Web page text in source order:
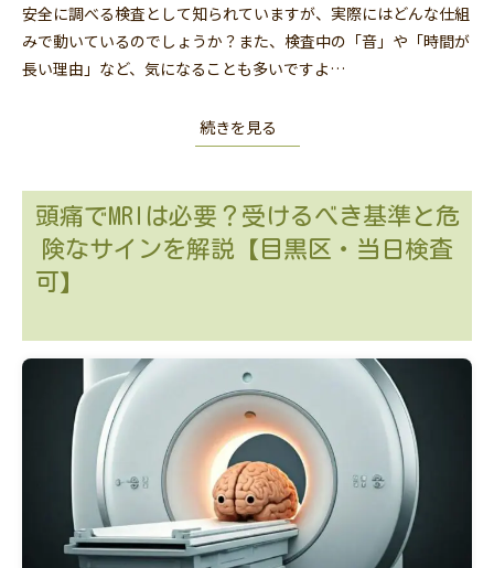
安全に調べる検査として知られていますが、実際にはどんな仕組
みで動いているのでしょうか？また、検査中の「音」や「時間が
長い理由」など、気になることも多いですよ…
続きを見る
頭痛でMRIは必要？受けるべき基準と危
険なサインを解説【目黒区・当日検査
可】